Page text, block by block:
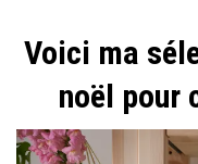
Voici ma
noël pour